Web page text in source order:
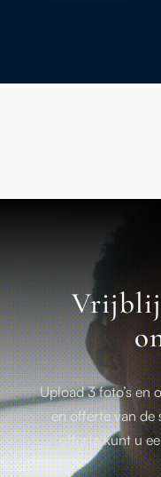
Upload 3 foto’s en
en offerte van de
offerte kunt u